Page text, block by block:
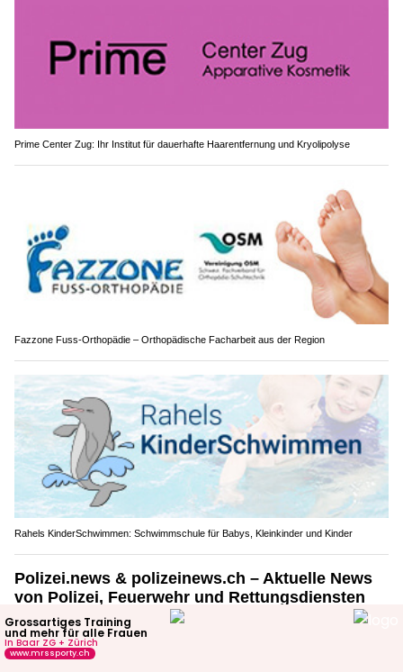
Prime Center Zug: Ihr Institut für dauerhafte Haarentfernung und Kryolipolyse
Fazzone Fuss-Orthopädie – Orthopädische Facharbeit aus der Region
Rahels KinderSchwimmen: Schwimmschule für Babys, Kleinkinder und Kinder
Polizei.news & polizeinews.ch – Aktuelle News
von Polizei, Feuerwehr und Rettungsdiensten